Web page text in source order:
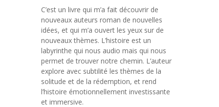
C’est un livre qui m’a fait découvrir de
nouveaux auteurs roman de nouvelles
idées, et qui m’a ouvert les yeux sur de
nouveaux thèmes. L’histoire est un
labyrinthe qui nous audio mais qui nous
permet de trouver notre chemin. L’auteur
explore avec subtilité les thèmes de la
solitude et de la rédemption, et rend
l’histoire émotionnellement investissante
et immersive.